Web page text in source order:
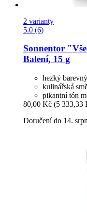
2 varianty
5.0 (6)
Sonnentor
Balení, 15 g
hezký
kulinářská
pikantní tón
80,00 Kč (5 333,33
Doručení do 14.